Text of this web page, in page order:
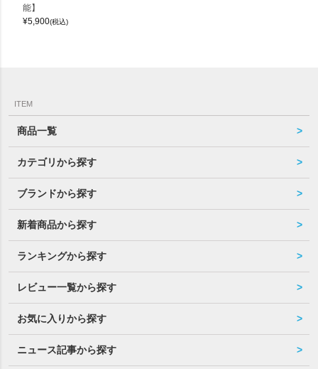
能】
¥5,900(税込)
ITEM
商品一覧
カテゴリから探す
ブランドから探す
新着商品から探す
ランキングから探す
レビュー一覧から探す
お気に入りから探す
ニュース記事から探す